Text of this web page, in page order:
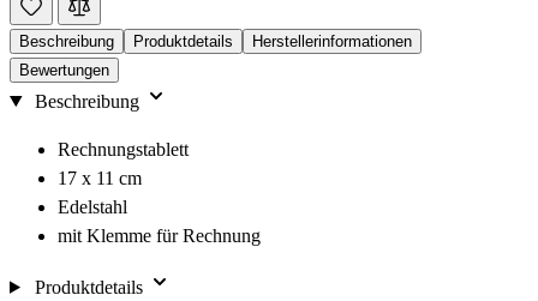
Beschreibung Produktdetails
Herstellerinformationen
Bewertungen
Beschreibung
Rechnungstablett
17 x 11 cm
Edelstahl
mit Klemme für Rechnung
Produktdetails